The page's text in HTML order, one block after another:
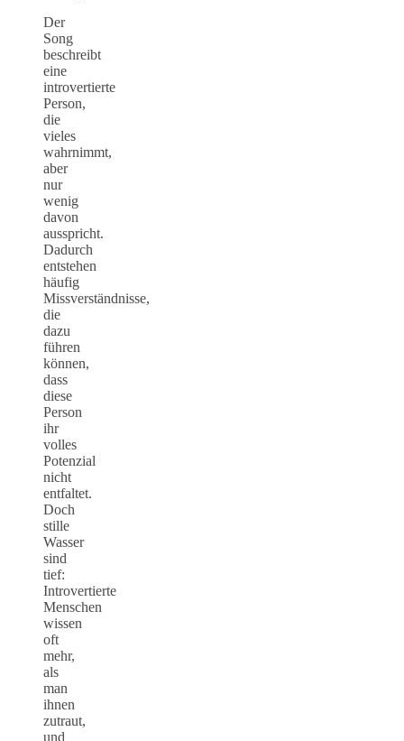
Der
Song
beschreibt
eine
introvertierte
Person,
die
vieles
wahrnimmt,
aber
nur
wenig
davon
ausspricht.
Dadurch
entstehen
häufig
Missverständnisse,
die
dazu
führen
können,
dass
diese
Person
ihr
volles
Potenzial
nicht
entfaltet.
Doch
stille
Wasser
sind
tief:
Introvertierte
Menschen
wissen
oft
mehr,
als
man
ihnen
zutraut,
und